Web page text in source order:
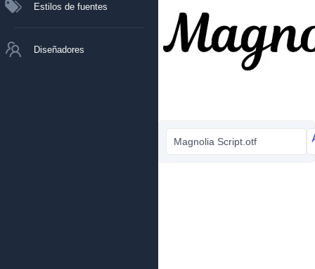
Estilos de fuentes
Diseñadores
Magnolia Script.otf